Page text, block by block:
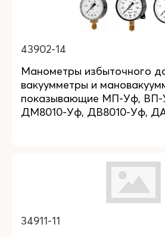
43902-14
Манометры избыточного
вакуумметры и
показывающие МП-Уф,
ДМ8010-Уф, ДВ8010-Уф,
34911-11